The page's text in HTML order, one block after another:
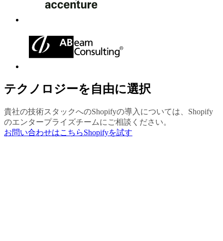
テクノロジーを自由に選択
貴社の技術スタックへのShopifyの導入については、Shopify
のエンタープライズチームにご相談ください。
お問い合わせはこちらShopifyを試す